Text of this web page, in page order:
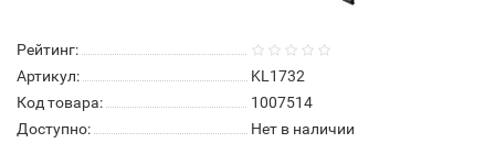
Рейтинг:
Артикул:
KL1732
Код товара:
1007514
Доступно:
Нет в наличии